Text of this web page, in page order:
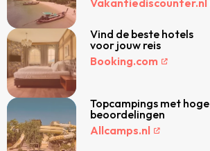
Vakantiediscounter.nl
Vind de beste hotels
voor jouw reis
Booking.com
Topcampings met hoge
beoordelingen
Allcamps.nl